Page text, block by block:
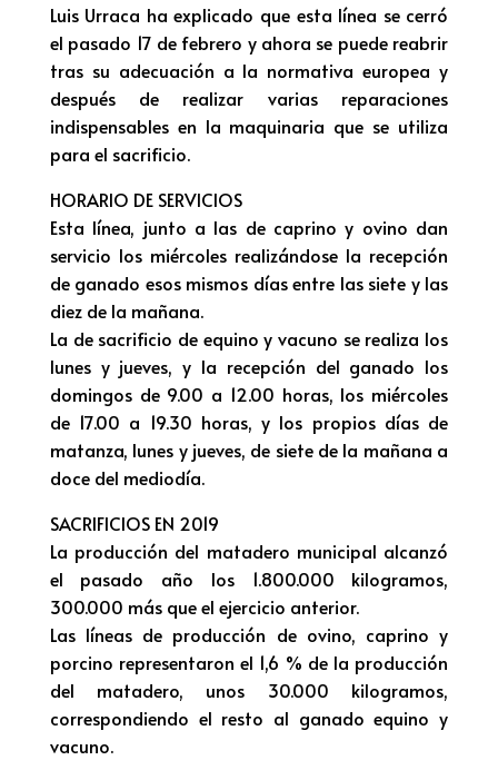
Luis Urraca ha explicado que esta línea se cerró
el pasado 17 de febrero y ahora se puede reabrir
tras su adecuación a la normativa europea y
después de realizar varias reparaciones
indispensables en la maquinaria que se utiliza
para el sacrificio.
HORARIO DE SERVICIOS
Esta línea, junto a las de caprino y ovino dan
servicio los miércoles realizándose la recepción
de ganado esos mismos días entre las siete y las
diez de la mañana.
La de sacrificio de equino y vacuno se realiza los
lunes y jueves, y la recepción del ganado los
domingos de 9.00 a 12.00 horas, los miércoles
de 17.00 a 19.30 horas, y los propios días de
matanza, lunes y jueves, de siete de la mañana a
doce del mediodía.
SACRIFICIOS EN 2019
La producción del matadero municipal alcanzó
el pasado año los 1.800.000 kilogramos,
300.000 más que el ejercicio anterior.
Las líneas de producción de ovino, caprino y
porcino representaron el 1,6 % de la producción
del matadero, unos 30.000 kilogramos,
correspondiendo el resto al ganado equino y
vacuno.